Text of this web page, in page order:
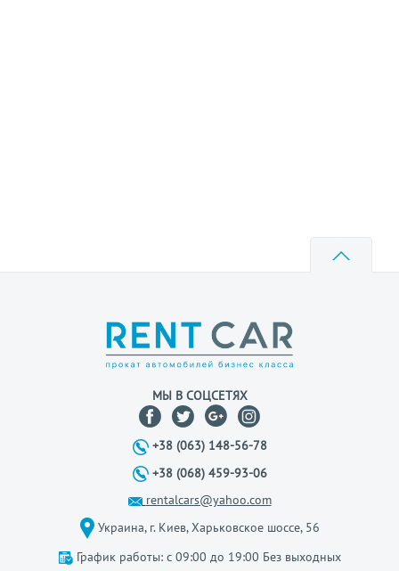
МЫ В СОЦСЕТЯХ
+38 (063) 148-56-78
+38 (068) 459-93-06
rentalcars@yahoo.com
Украина, г. Киев, Харьковское шоссе, 56
График работы: с 09:00 до 19:00 Без выходных